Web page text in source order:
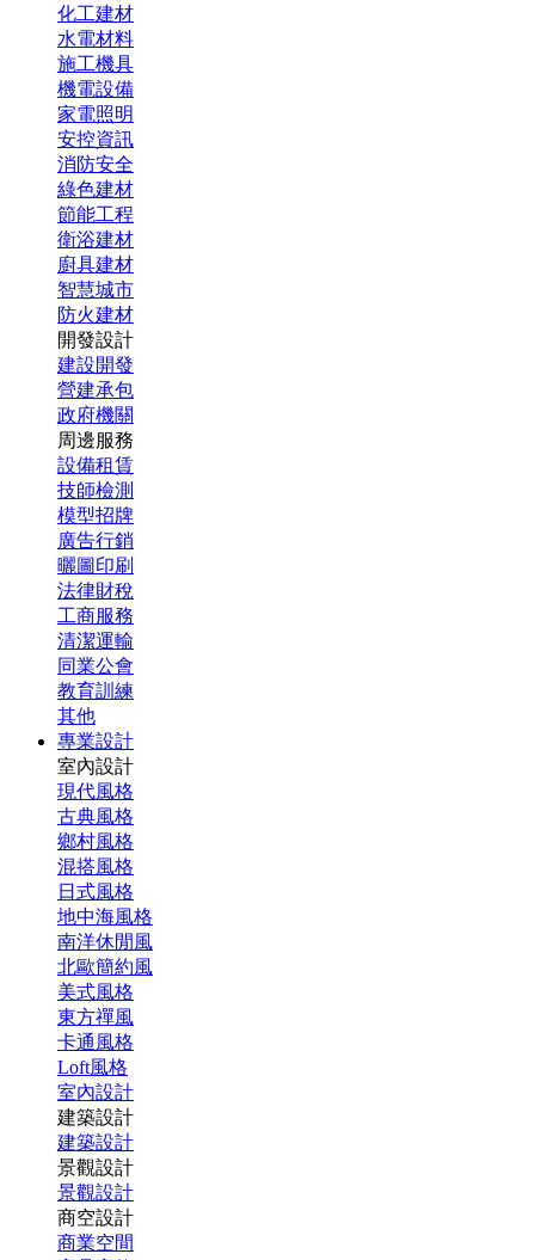
化工建材
水電材料
施工機具
機電設備
家電照明
安控資訊
消防安全
綠色建材
節能工程
衛浴建材
廚具建材
智慧城市
防火建材
開發設計
建設開發
營建承包
政府機關
周邊服務
設備租賃
技師檢測
模型招牌
廣告行銷
曬圖印刷
法律財稅
工商服務
清潔運輸
同業公會
教育訓練
其他
專業設計
室內設計
現代風格
古典風格
鄉村風格
混搭風格
日式風格
地中海風格
南洋休閒風
北歐簡約風
美式風格
東方禪風
卡通風格
Loft風格
室內設計
建築設計
建築設計
景觀設計
景觀設計
商空設計
商業空間